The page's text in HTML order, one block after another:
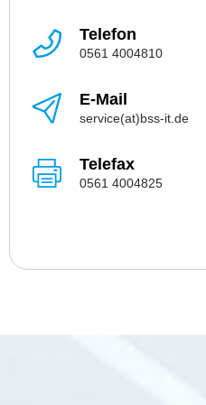
Telefon
0561 4004810
E-Mail
service(at)bss-it.de
Telefax
0561 4004825